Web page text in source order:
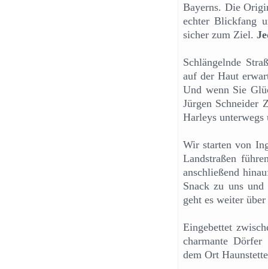
Bayerns. Die
echter Blickfang
sicher zum Ziel.
Schlängelnde
auf der Haut
Und wenn Sie
Jürgen Schneider
Harleys unterwegs
Wir starten von
Landstraßen
anschließend
Snack zu uns und
geht es weiter über
Eingebettet
charmante Dörfer
dem Ort